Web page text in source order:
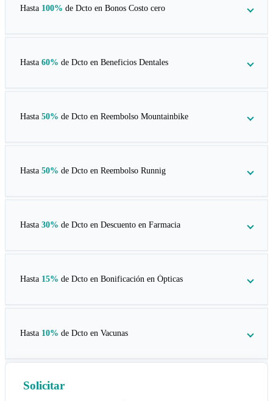
Hasta 100% de Dcto en Bonos Costo cero
Hasta 60% de Dcto en Beneficios Dentales
Hasta 50% de Dcto en Reembolso Mountainbike
Hasta 50% de Dcto en Reembolso Runnig
Hasta 30% de Dcto en Descuento en Farmacia
Hasta 15% de Dcto en Bonificación en Ópticas
Hasta 10% de Dcto en Vacunas
Solicitar